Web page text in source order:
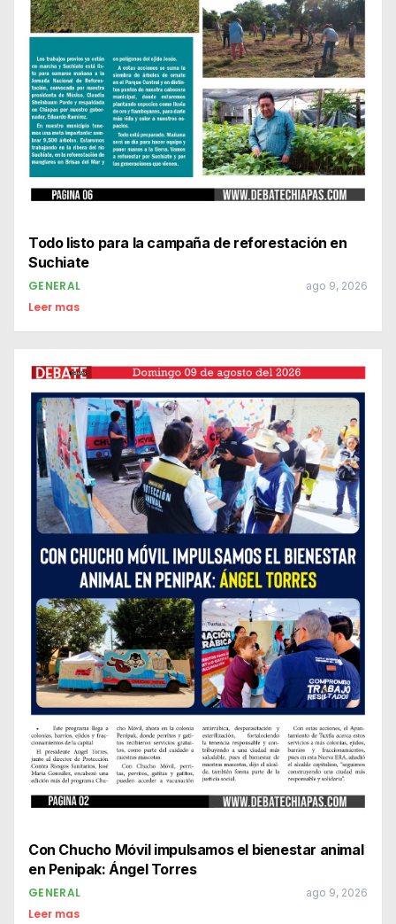
Todo listo para la campaña de reforestación en
Suchiate
GENERAL ago 9, 2026
Leer mas
Con Chucho Móvil impulsamos el bienestar animal
en Penipak: Ángel Torres
GENERAL ago 9, 2026
Leer mas